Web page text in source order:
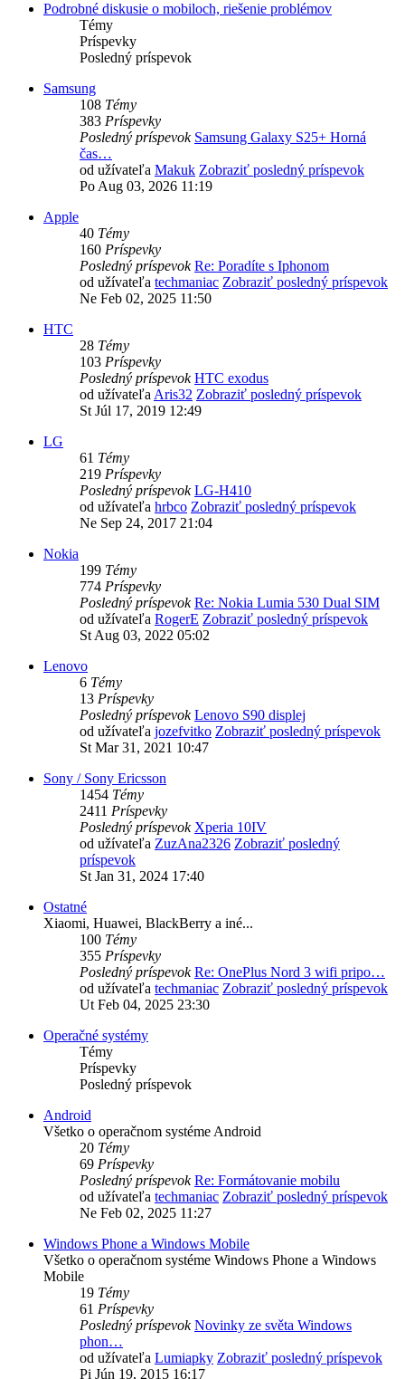
Podrobné diskusie o mobiloch, riešenie problémov
Témy
Príspevky
Posledný príspevok
Samsung
108 Témy
383 Príspevky
Posledný príspevok Samsung Galaxy S25+ Horná
čas…
od užívateľa Makuk Zobraziť posledný príspevok
Po Aug 03, 2026 11:19
Apple
40 Témy
160 Príspevky
Posledný príspevok Re: Poradíte s Iphonom
od užívateľa techmaniac Zobraziť posledný príspevok
Ne Feb 02, 2025 11:50
HTC
28 Témy
103 Príspevky
Posledný príspevok HTC exodus
od užívateľaAris32 Zobraziť posledný príspevok
St Júl 17, 2019 12:49
LG
61 Témy
219 Príspevky
Posledný príspevok LG-H410
od užívateľa hrbco Zobraziť posledný príspevok
Ne Sep 24, 2017 21:04
Nokia
199 Témy
774 Príspevky
Posledný príspevok Re: Nokia Lumia 530 Dual SIM
od užívateľa RogerE Zobraziť posledný príspevok
St Aug 03, 2022 05:02
Lenovo
6 Témy
13 Príspevky
Posledný príspevok Lenovo S90 displej
od užívateľa jozefvitko Zobraziť posledný príspevok
St Mar 31, 2021 10:47
Sony / Sony Ericsson
1454 Témy
2411 Príspevky
Posledný príspevok Xperia 10IV
od užívateľa ZuzAna2326 Zobraziť posledný
príspevok
St Jan 31, 2024 17:40
Ostatné
Xiaomi, Huawei, BlackBerry a iné...
100 Témy
355 Príspevky
Posledný príspevok Re: OnePlus Nord 3 wifi pripo…
od užívateľa techmaniac Zobraziť posledný príspevok
Ut Feb 04, 2025 23:30
Operačné systémy
Témy
Príspevky
Posledný príspevok
Android
Všetko o operačnom systéme Android
20 Témy
69 Príspevky
Posledný príspevok Re: Formátovanie mobilu
od užívateľa techmaniac Zobraziť posledný príspevok
Ne Feb 02, 2025 11:27
Windows Phone a Windows Mobile
Všetko o operačnom systéme Windows Phone a Windows
Mobile
19 Témy
61 Príspevky
Posledný príspevok Novinky ze světa Windows
phon…
od užívateľa Lumiapky Zobraziť posledný príspevok
Pi Jún 19, 2015 16:17